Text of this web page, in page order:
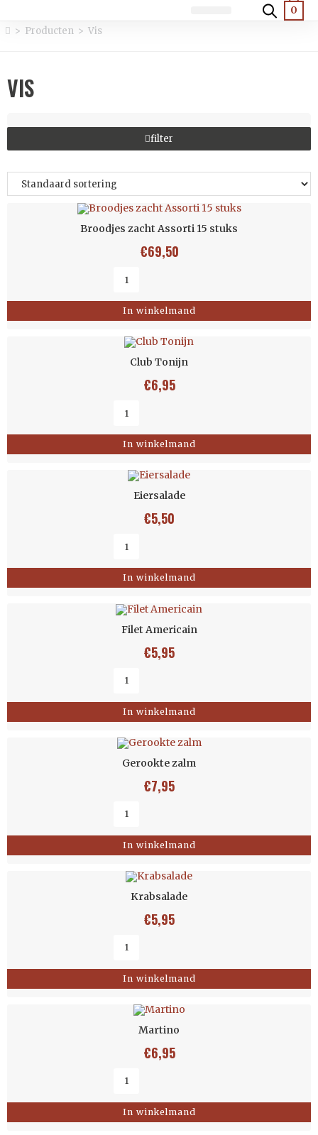
0
> Producten > Vis
VIS
filter
Broodjes zacht Assorti 15 stuks
€69,50
In winkelmand
Club Tonijn
€6,95
In winkelmand
Eiersalade
€5,50
In winkelmand
Filet Americain
€5,95
In winkelmand
Gerookte zalm
€7,95
In winkelmand
Krabsalade
€5,95
In winkelmand
Martino
€6,95
In winkelmand